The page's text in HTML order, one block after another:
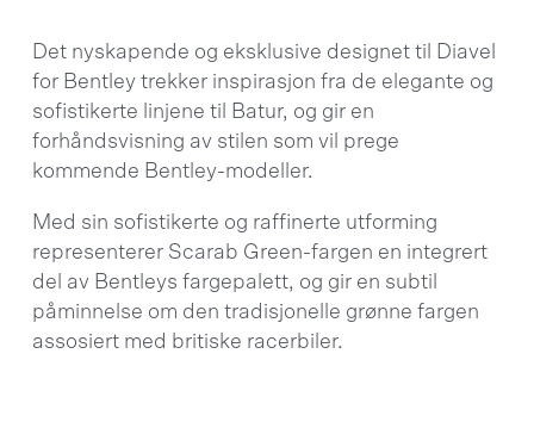
Det nyskapende og eksklusive designet til Diavel
for Bentley trekker inspirasjon fra de elegante og
sofistikerte linjene til Batur, og gir en
forhåndsvisning av stilen som vil prege
kommende Bentley-modeller.
Med sin sofistikerte og raffinerte utforming
representerer Scarab Green-fargen en integrert
del av Bentleys fargepalett, og gir en subtil
påminnelse om den tradisjonelle grønne fargen
assosiert med britiske racerbiler.